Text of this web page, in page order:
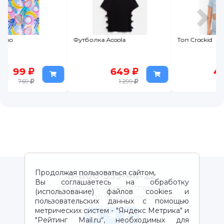
649
1 299
Топ Crockid
449
899
Продолжая пользоваться сайтом,
Вы соглашаетесь на обработку
(использование) файлов cookies и
пользовательских данных с помощью
метрических систем - "Яндекс Метрика" и
"Рейтинг Mail.ru“, необходимых для
8-800-333-44-22
Звонок по России бесплатный
с 9:00 до 21:00 (время московское)